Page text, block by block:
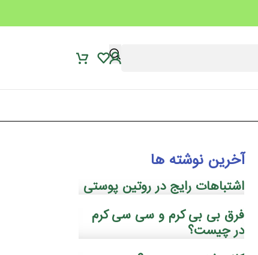
آخرین نوشته ها
اشتباهات رایج در روتین پوستی
فرق بی بی کرم و سی سی کرم
در چیست؟